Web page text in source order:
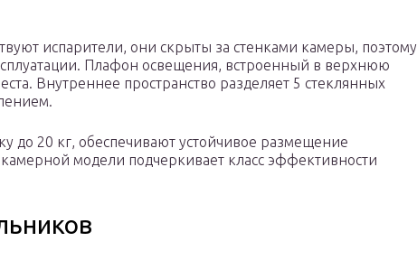
испарители, они скрыты за стенками камеры, поэтому
Плафон освещения, встроенный в верхнюю
Внутреннее пространство разделяет 5 стеклянных
до 20 кг, обеспечивают устойчивое размещение
модели подчеркивает класс эффективности